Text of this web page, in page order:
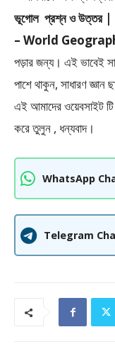
ভূগোল প্রশ্ন ও উত্তর
– World
পড়ার জন্য। এই ভাবেই
পাশে থাকুন, সাধারণ
এই আমাদের ওয়েবসাইট
করে তুলুন , ধন্যবাদ।
WhatsApp
Telegram